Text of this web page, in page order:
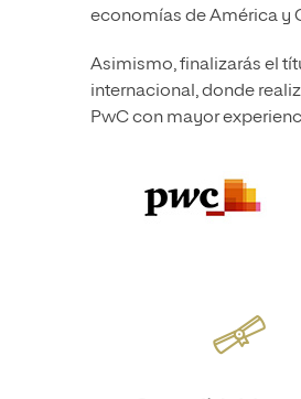
economías de América y
Asimismo, finalizarás el
internacional, donde
PwC con mayor